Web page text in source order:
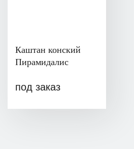
Каштан конский
Пирамидалис
под заказ